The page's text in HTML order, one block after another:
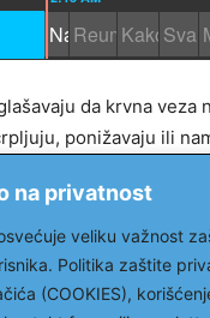
na privatnost
veliku važnost
Politika zaštite
(COOKIES),
da krvna veza
ponižavaju ili
porodice. Krvno
patnje. Postavljanje